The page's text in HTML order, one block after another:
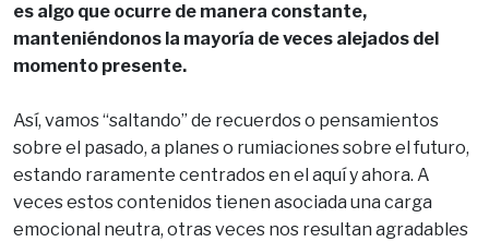
es algo que ocurre de manera constante,
manteniéndonos la mayoría de veces alejados del
momento presente.
Así, vamos “saltando” de recuerdos o pensamientos
sobre el pasado, a planes o rumiaciones sobre el futuro,
estando raramente centrados en el aquí y ahora. A
veces estos contenidos tienen asociada una carga
emocional neutra, otras veces nos resultan agradables